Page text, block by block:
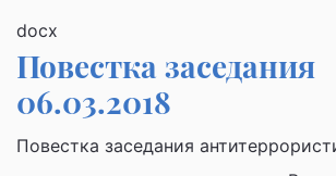
docx
Повестка заседания
06.03.2018
Повестка заседания